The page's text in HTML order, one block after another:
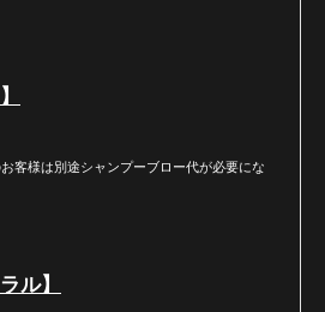
客様は別途シャンプーブロー代が必要にな
ル】